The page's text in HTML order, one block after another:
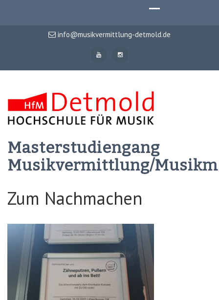
info@musikvermittlung-detmold.de
Masterstudiengang
Musikvermittlung/
Zum Nachmachen